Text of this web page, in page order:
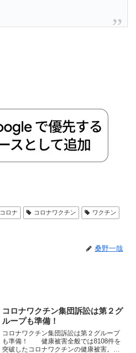
コロナ コロナワクチン
ワクチン
桑野一哉
コロナワクチン集団訴訟は第２グ
ループも準備！
コロナワクチン集団訴訟は第２グループ
も準備！ 健康被害全般では8108件を
突破したコロナワクチンの健康被害。集